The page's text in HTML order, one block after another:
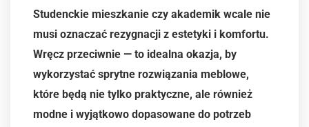
Studenckie mieszkanie czy akademik wcale nie
musi oznaczać rezygnacji z estetyki i komfortu.
Wręcz przeciwnie — to idealna okazja, by
wykorzystać sprytne rozwiązania meblowe,
które będą nie tylko praktyczne, ale również
modne i wyjątkowo dopasowane do potrzeb